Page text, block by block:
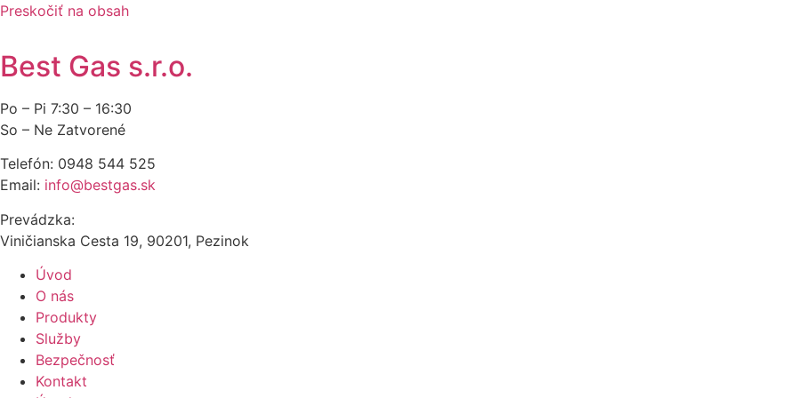
Preskočiť na obsah
Best Gas s.r.o.
Po – Pi 7:30 – 16:30
So – Ne Zatvorené
Telefón: 0948 544 525
Email: info@bestgas.sk
Prevádzka:
Viničianska Cesta 19, 90201, Pezinok
Úvod
O nás
Produkty
Služby
Bezpečnosť
Kontakt